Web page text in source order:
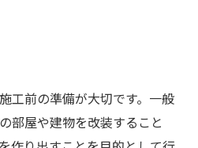
工前の準備が大切です。一般
部屋や建物を改装すること